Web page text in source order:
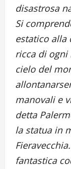
disastrosa
Si
estatico alla
ricca di ogni
cielo del
manovali e
detta
la statua in
fantastica